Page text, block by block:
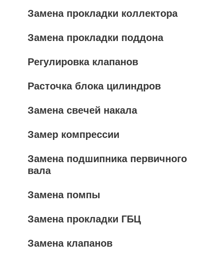
Замена прокладки коллектора
Замена прокладки поддона
Регулировка клапанов
Расточка блока цилиндров
Замена свечей накала
Замер компрессии
Замена подшипника первичного
вала
Замена помпы
Замена прокладки ГБЦ
Замена клапанов